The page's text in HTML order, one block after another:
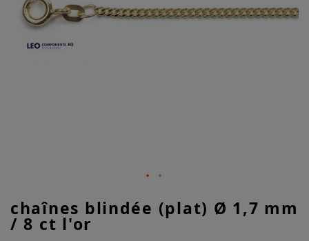
chaînes blindée (plat) Ø 1,7 mm
/ 8 ct l'or
to
the
beginning